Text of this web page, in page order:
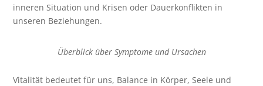
inneren Situation und Krisen oder Dauerkonflikten in
unseren Beziehungen.
Überblick über Symptome und Ursachen
Vitalität bedeutet für uns, Balance in Körper, Seele und